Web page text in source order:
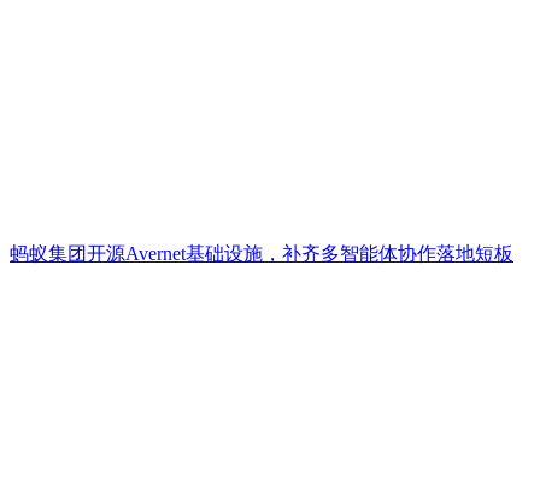
蚂蚁集团开源Avernet基础设施，补齐多智能体协作落地短板